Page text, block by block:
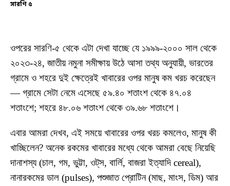
সারণি ৫
ওপরের সারণি-৫ থেকে এটা দেখা যাচ্ছে যে ১৯৯৯-২০০০ সাল থেকে
২০২৩-২৪, জাতীয় নমুনা সমীক্ষায় উঠে আসা তথ্য অনুযায়ী, ভারতের
গ্রামে ও শহরে দুই ক্ষেত্রেই খাবারের ওপর মানুষ কম খরচ করেছেন
— গ্রামে সেটা নেমে এসেছে ৫৯.৪০ শতাংশ থেকে ৪৭.০৪
শতাংশে; শহরে ৪৮.০৬ শতাংশ থেকে ৩৯.৬৮ শতাংশে।
এবার আমরা দেখব, এই সময়ে খাবারের ওপর খরচ কমলেও, মানুষ কী
খাচ্ছিলেন? অনেক রকমের খাবারের মধ্যে থেকে আমরা বেছে নিয়েছি
দানাশস্য (চাল, গম, ভুট্টা, ওট্‌স, বার্লি, বাজরা ইত্যাদি cereal),
নানারকমের ডাল (pulses), পশুজাত প্রোটিন (মাছ, মাংস, ডিম) আর